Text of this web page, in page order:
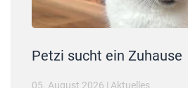
Petzi sucht ein Zuhause
05. August 2026 | Aktuelles